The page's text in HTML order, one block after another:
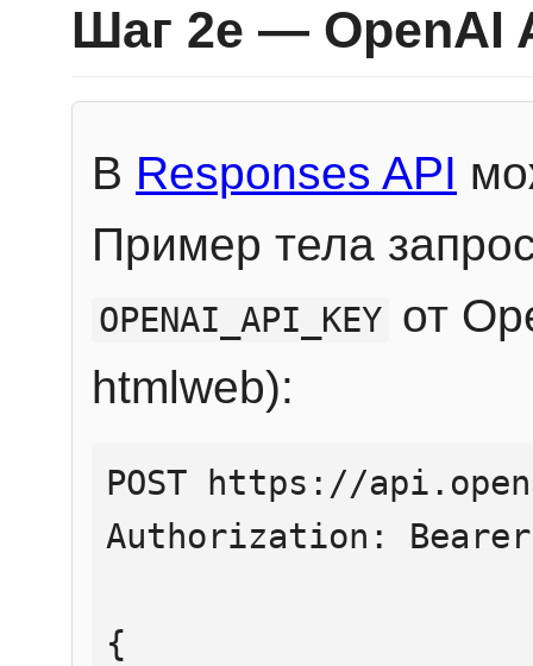
Шаг 2e — OpenAI
В Responses API
Пример тела
OPENAI_API_KEY от
htmlweb):
POST https://
Authorization:
{